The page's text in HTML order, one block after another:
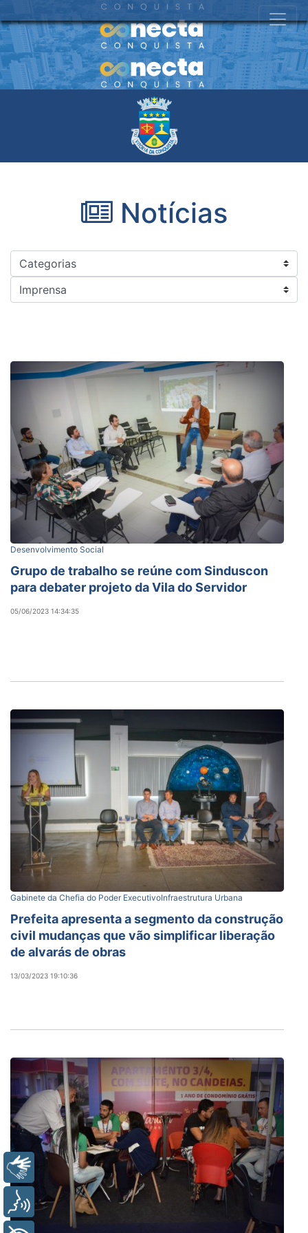
Notícias
Desenvolvimento Social
Grupo de trabalho se reúne com Sinduscon
para debater projeto da Vila do Servidor
05/06/2023 14:34:35
Gabinete da Chefia do Poder ExecutivoInfraestrutura Urbana
Prefeita apresenta a segmento da construção
civil mudanças que vão simplificar liberação
de alvarás de obras
13/03/2023 19:10:36
Libras
Voz